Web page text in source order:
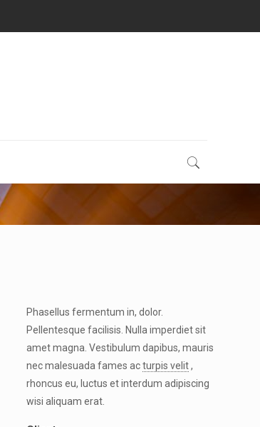
Phasellus fermentum in, dolor.
Pellentesque facilisis. Nulla imperdiet sit
amet magna. Vestibulum dapibus, mauris
nec malesuada fames acturpis velit,
rhoncus eu, luctus et interdum adipiscing
wisi aliquam erat.